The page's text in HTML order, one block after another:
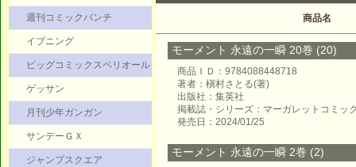
週刊コミックバンチ
イブニング
ビッグコミックスペリオール
ゲッサン
月刊少年ガンガン
サンデーＧＸ
ジャンプスクエア
商品名
モーメント 永遠の一瞬 20巻 (20)
商品ＩＤ：9784088448718
著者：槇村さとる(著)
出版社：集英社
掲載誌・シリーズ：マーガレットコミッ
発売日：2024/01/25
モーメント 永遠の一瞬 2巻 (2)